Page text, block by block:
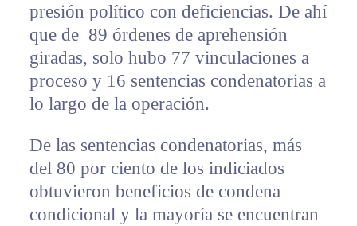
presión político con deficiencias. De ahí
que de 89 órdenes de aprehensión
giradas, solo hubo 77 vinculaciones a
proceso y 16 sentencias condenatorias a
lo largo de la operación.
De las sentencias condenatorias, más
del 80 por ciento de los indiciados
obtuvieron beneficios de condena
condicional y la mayoría se encuentran